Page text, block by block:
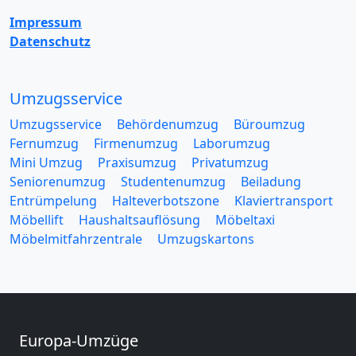
Impressum
Datenschutz
Umzugsservice
Umzugsservice Behördenumzug
Büroumzug
Fernumzug
Firmenumzug
Laborumzug
Mini Umzug
Praxisumzug
Privatumzug
Seniorenumzug
Studentenumzug
Beiladung
Entrümpelung
Halteverbotszone
Klaviertransport
Möbellift
Haushaltsauflösung
Möbeltaxi
Möbelmitfahrzentrale
Umzugskartons
Europa-Umzüge